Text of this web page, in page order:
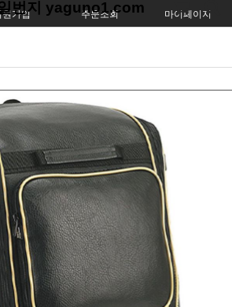
원가입 주문조회 마이페이지
번지 yaguno1.com